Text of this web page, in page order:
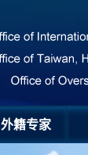
外籍专家